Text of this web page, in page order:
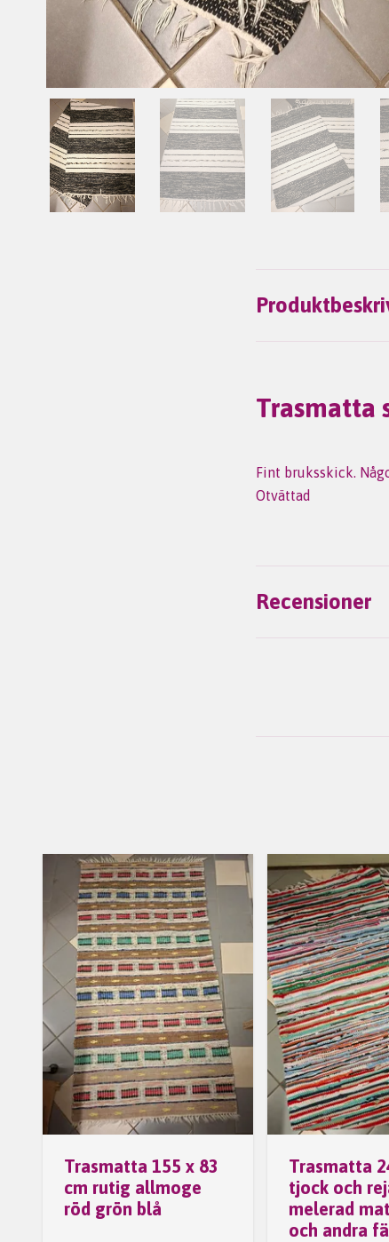
Trasmatta
Fint bruksskick.
Otvättad
Recensioner
Trasmatta 155 x 83
cm rutig allmoge
röd grön blå
Trasmatta
tjock och
melerad
och andra